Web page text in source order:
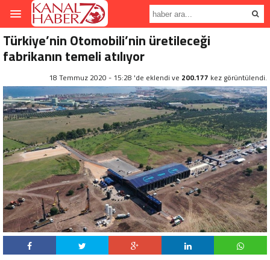
Türkiye’nin Otomobili’nin üretileceği
fabrikanın temeli atılıyor
18 Temmuz 2020 - 15:28 'de eklendi ve 200.177 kez görüntülendi.